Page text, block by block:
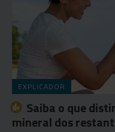
EXPLICADOR
Saiba o que
mineral dos